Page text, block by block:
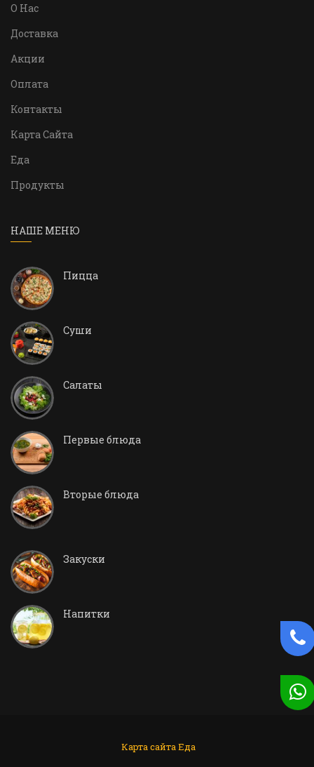
О Нас
Доставка
Акции
Оплата
Контакты
Карта Сайта
Еда
Продукты
НАШЕ МЕНЮ
Пицца
Суши
Салаты
Первые блюда
Вторые блюда
Закуски
Напитки
Карта сайтаЕда